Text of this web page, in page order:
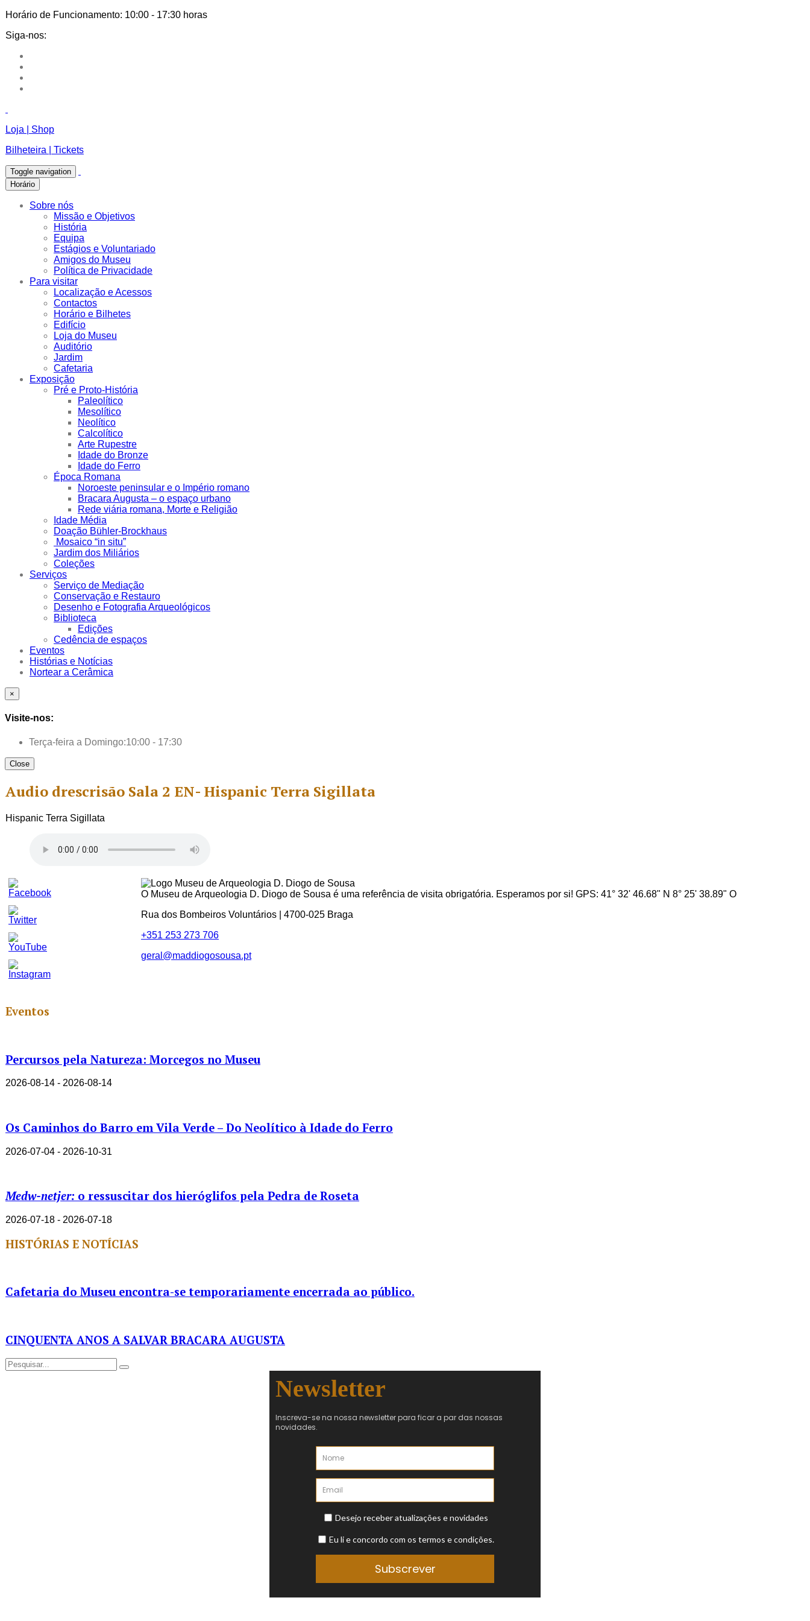
Horário de Funcionamento: 10:00 - 17:30 horas
Siga-nos:
Loja | Shop
Bilheteira | Tickets
Toggle navigation
Horário
Sobre nós
Missão e Objetivos
História
Equipa
Estágios e Voluntariado
Amigos do Museu
Política de Privacidade
Para visitar
Localização e Acessos
Contactos
Horário e Bilhetes
Edifício
Loja do Museu
Auditório
Jardim
Cafetaria
Exposição
Pré e Proto-História
Paleolítico
Mesolítico
Neolítico
Calcolítico
Arte Rupestre
Idade do Bronze
Idade do Ferro
Época Romana
Noroeste peninsular e o Império romano
Bracara Augusta – o espaço urbano
Rede viária romana, Morte e Religião
Idade Média
Doação Bühler-Brockhaus
Mosaico “in situ”
Jardim dos Miliários
Coleções
Serviços
Serviço de Mediação
Conservação e Restauro
Desenho e Fotografia Arqueológicos
Biblioteca
Edições
Cedência de espaços
Eventos
Histórias e Notícias
Nortear a Cerâmica
×
Visite-nos:
Terça-feira a Domingo:10:00 - 17:30
Close
Audio drescrisão Sala 2 EN- Hispanic Terra Sigillata
Hispanic Terra Sigillata
Set
Youtube
Channel
O Museu de Arqueologia D. Diogo de Sousa é uma referência de visita obrigatória. Esperamos por si! GPS: 41° 32' 46.68" N 8° 25' 38.89" O
Rua dos Bombeiros Voluntários | 4700-025 Braga
+351 253 273 706
geral@maddiogosousa.pt
Eventos
Percursos pela Natureza: Morcegos no Museu
2026-08-14 - 2026-08-14
Os Caminhos do Barro em Vila Verde – Do Neolítico à Idade do Ferro
2026-07-04 - 2026-10-31
Medw-netjer: o ressuscitar dos hieróglifos pela Pedra de Roseta
2026-07-18 - 2026-07-18
HISTÓRIAS E NOTÍCIAS
Cafetaria do Museu encontra-se temporariamente encerrada ao público.
CINQUENTA ANOS A SALVAR BRACARA AUGUSTA